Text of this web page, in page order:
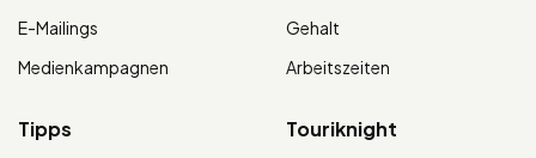
E-Mailings
Medienkampagnen
Gehalt
Arbeitszeiten
Tipps Touriknight